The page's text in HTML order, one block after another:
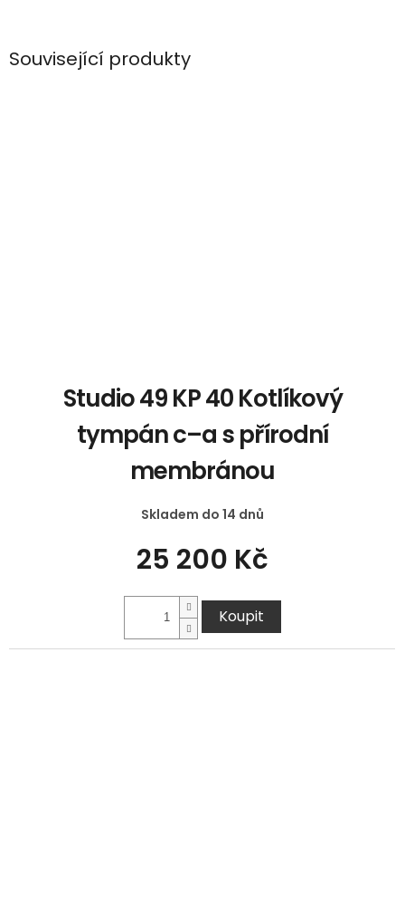
Související produkty
Studio 49 KP 40 Kotlíkový
tympán c–a s přírodní
membránou
Skladem do 14 dnů
25 200 Kč
Koupit